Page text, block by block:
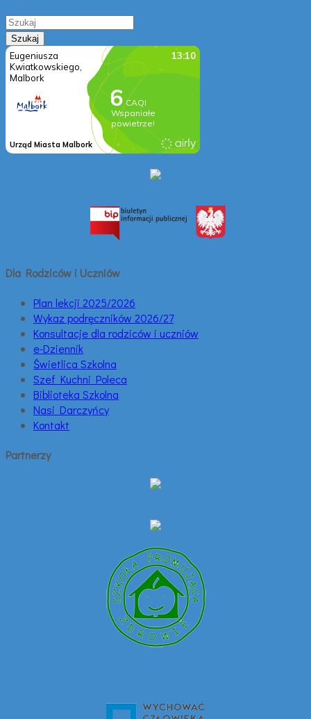
Dla Rodziców i Uczniów
Plan lekcji 2025/2026
Wykaz podręczników 2026/27
Konsultacje dla rodziców i uczniów
e-Dziennik
Świetlica Szkolna
Szef Kuchni Poleca
Biblioteka Szkolna
Nasi Darczyńcy
Kontakt
Partnerzy